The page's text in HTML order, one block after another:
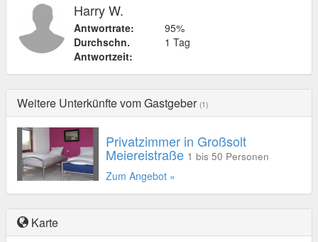
Harry W.
Antwortrate:
95%
Durchschn.
Antwortzeit:
1 Tag
Weitere Unterkünfte vom Gastgeber (1)
Privatzimmer in Großsolt
Meiereistraße 1 bis 50 Personen
Zum Angebot »
Karte